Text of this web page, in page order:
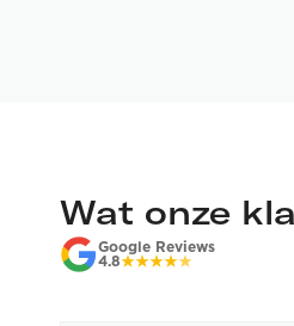
Wat onze
Google Reviews
4.8